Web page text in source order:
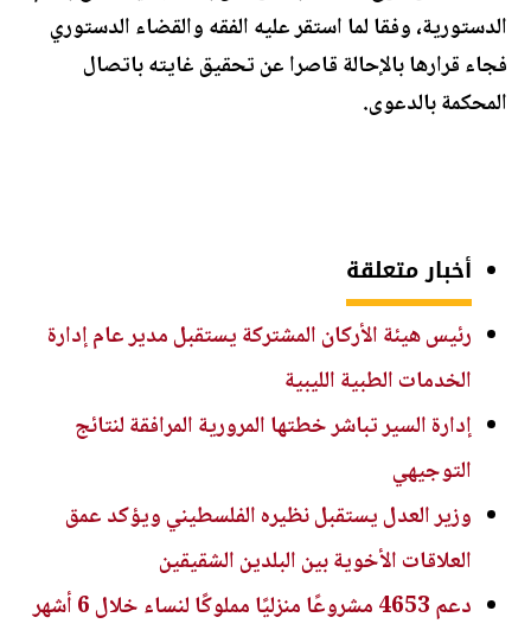
الدستورية، وفقا لما استقر عليه الفقه والقضاء الدستوري
فجاء قرارها بالإحالة قاصرا عن تحقيق غايته باتصال
المحكمة بالدعوى.
أخبار متعلقة
رئيس هيئة الأركان المشتركة يستقبل مدير عام إدارة
الخدمات الطبية الليبية
إدارة السير تباشر خطتها المرورية المرافقة لنتائج
التوجيهي
وزير العدل يستقبل نظيره الفلسطيني ويؤكد عمق
العلاقات الأخوية بين البلدين الشقيقين
دعم 4653 مشروعًا منزليًا مملوكًا لنساء خلال 6 أشهر